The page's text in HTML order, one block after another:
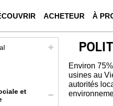
ACHETEUR À
Environ
usines au
autorités
et